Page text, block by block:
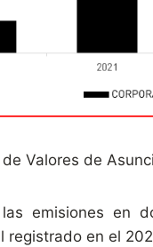
Valores de
emisiones en
registrado en el